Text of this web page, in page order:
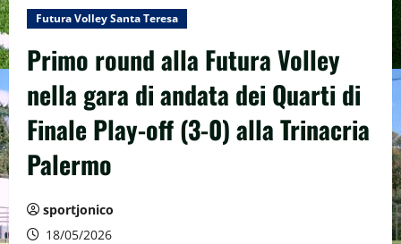
Futura Volley Santa Teresa
Primo round alla Futura Volley
nella gara di andata dei Quarti di
Finale Play-off (3-0) alla Trinacria
Palermo
sportjonico
18/05/2026